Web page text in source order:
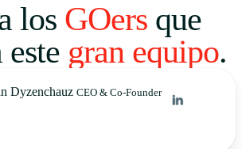
los GOers que
gran equipo.
Dyzenchauz CEO & Co-Founder